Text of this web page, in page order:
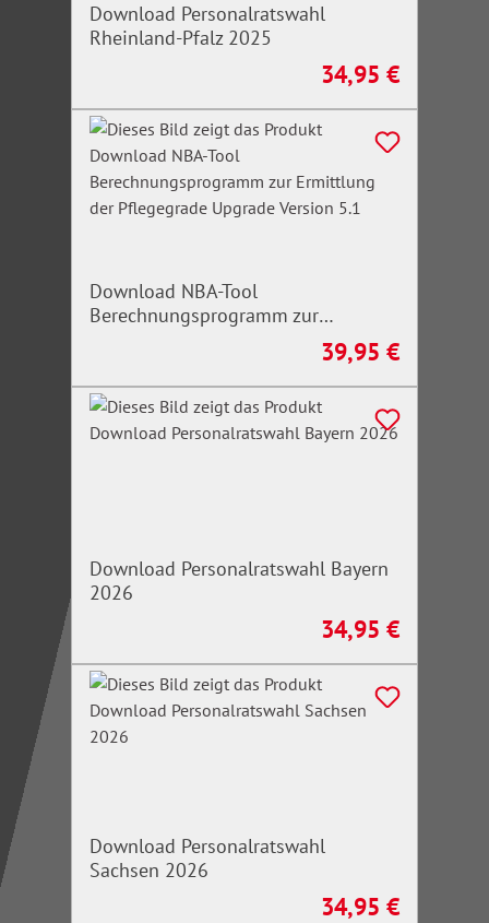
Download Personalratswahl
Rheinland-Pfalz 2025
Regulärer Preis:
34,95 €
Download NBA-Tool
Berechnungsprogramm zur
Ermittlung der Pflegegrade Upgrade
Regulärer Preis:
39,95 €
Download Personalratswahl Bayern
2026
Regulärer Preis:
34,95 €
Download Personalratswahl
Sachsen 2026
Regulärer Preis:
34,95 €